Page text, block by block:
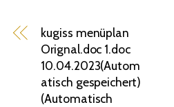
kugiss menüplan
Orignal.doc 1.doc
10.04.2023(Autom
atisch gespeichert)
(Automatisch